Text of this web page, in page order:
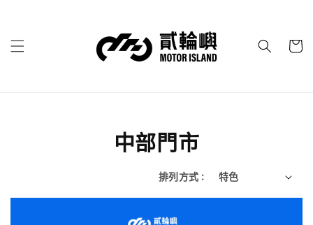
中部門市
排列方式 :